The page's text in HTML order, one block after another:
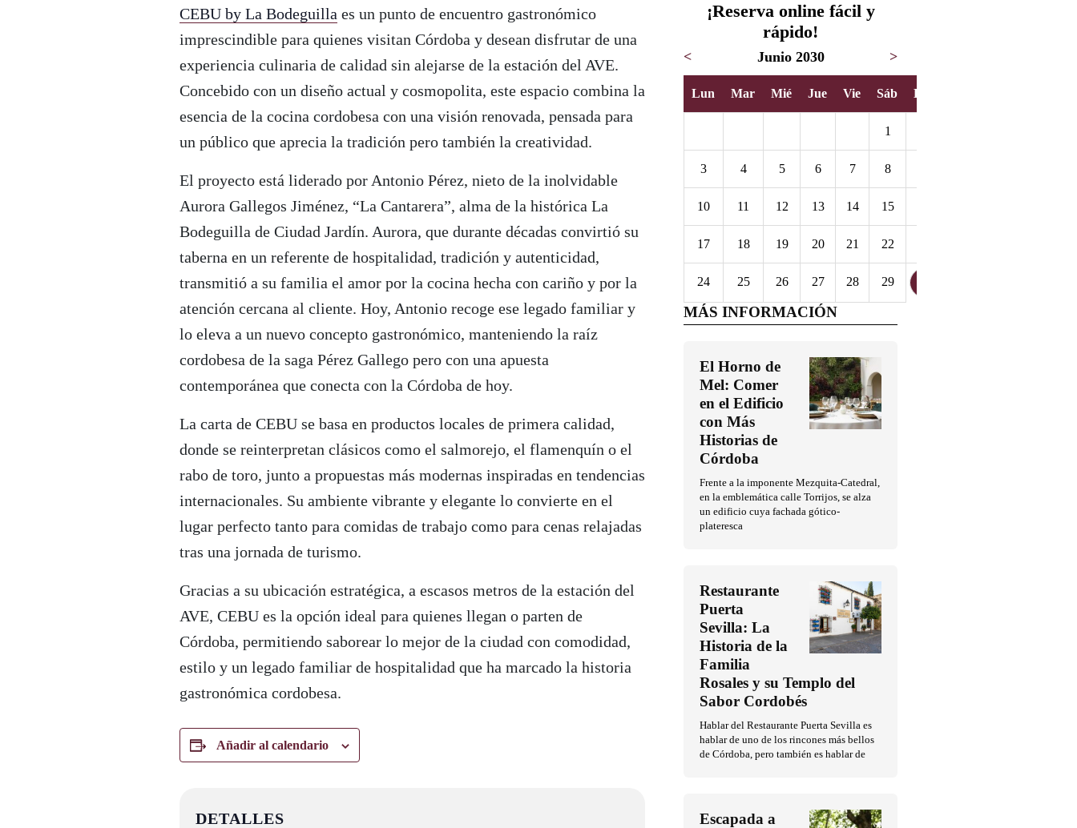
CEBU by La Bodeguilla es un punto de encuentro gastronómico
imprescindible para quienes visitan Córdoba y desean disfrutar de una
experiencia culinaria de calidad sin alejarse de la estación del AVE.
Concebido con un diseño actual y cosmopolita, este espacio combina la
esencia de la cocina cordobesa con una visión renovada, pensada para
un público que aprecia la tradición pero también la creatividad.
El proyecto está liderado por Antonio Pérez, nieto de la inolvidable
Aurora Gallegos Jiménez, “La Cantarera”, alma de la histórica La
Bodeguilla de Ciudad Jardín. Aurora, que durante décadas convirtió su
taberna en un referente de hospitalidad, tradición y autenticidad,
transmitió a su familia el amor por la cocina hecha con cariño y por la
atención cercana al cliente. Hoy, Antonio recoge ese legado familiar y
lo eleva a un nuevo concepto gastronómico, manteniendo la raíz
cordobesa de la saga Pérez Gallego pero con una apuesta
contemporánea que conecta con la Córdoba de hoy.
La carta de CEBU se basa en productos locales de primera calidad,
donde se reinterpretan clásicos como el salmorejo, el flamenquín o el
rabo de toro, junto a propuestas más modernas inspiradas en tendencias
internacionales. Su ambiente vibrante y elegante lo convierte en el
lugar perfecto tanto para comidas de trabajo como para cenas relajadas
tras una jornada de turismo.
Gracias a su ubicación estratégica, a escasos metros de la estación del
AVE, CEBU es la opción ideal para quienes llegan o parten de
Córdoba, permitiendo saborear lo mejor de la ciudad con comodidad,
estilo y un legado familiar de hospitalidad que ha marcado la historia
gastronómica cordobesa.
Añadir al calendario
DETALLES
¡Reserva online fácil y
rápido!
< Junio 2030 >
Lun Mar Mié Jue Vie Sáb Dom
1
3 4 5 6 7 8
10 11 12 13 14 15
17 18 19 20 21 22
24 25 26 27 28 29
MÁS INFORMACIÓN
El Horno de
Mel: Comer
en el Edificio
con Más
Historias de
Córdoba
Frente a la imponente Mezquita-Catedral,
en la emblemática calle Torrijos, se alza
un edificio cuya fachada gótico-
plateresca
Restaurante
Puerta
Sevilla: La
Historia de la
Familia
Rosales y su Templo del
Sabor Cordobés
Hablar del Restaurante Puerta Sevilla es
hablar de uno de los rincones más bellos
de Córdoba, pero también es hablar de
Escapada a